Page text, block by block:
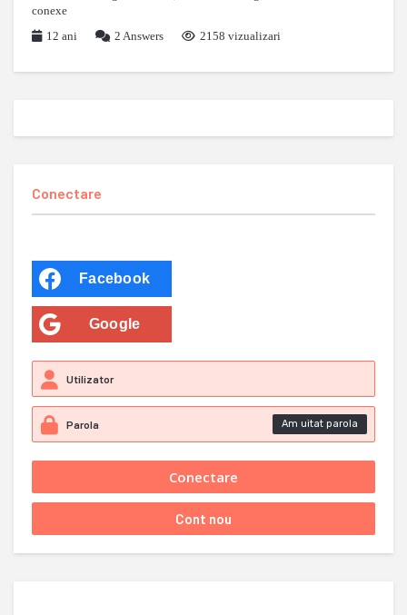
conexe
12 ani
2 Answers 2158 vizualizari
Conectare
Facebook
Google
Am uitat parola